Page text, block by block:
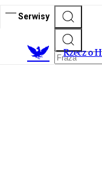
Serwisy
Rzecz o